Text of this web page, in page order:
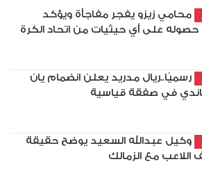
محامي زيزو يفجر مفاجأة ويؤكد
على أي حيثيات من اتحاد الكرة
رسميًا..ريال مدريد يعلن انضمام يان
في صفقة قياسية
وكيل عبدالله السعيد يوضح حقيقة
اللاعب مع الزمالك